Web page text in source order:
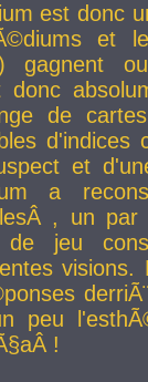
est donc
et
gagnent
donc
de
d'indices
et
a
, un par
de jeu
visions.
peu
!